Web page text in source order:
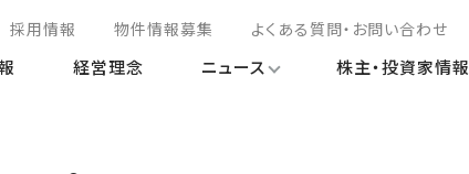
採用情報 物件情報募集 よくある質問・お問い合わせ
経営理念 ニュース 株主・投資家情報